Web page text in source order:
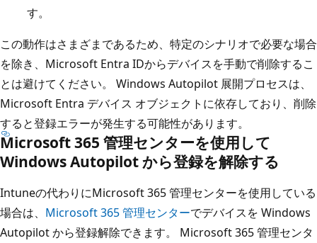
す。
この動作はさまざまであるため、特定のシナリオで必要な場合
を除き、Microsoft Entra IDからデバイスを手動で削除するこ
とは避けてください。 Windows Autopilot 展開プロセスは、
Microsoft Entra デバイス オブジェクトに依存しており、削除
すると登録エラーが発生する可能性があります。
Microsoft 365 管理センターを使用して
Windows Autopilot から登録を解除する
Intuneの代わりにMicrosoft 365 管理センターを使用している
場合は、 Microsoft 365 管理センターでデバイスを Windows
Autopilot から登録解除できます。 Microsoft 365 管理センタ